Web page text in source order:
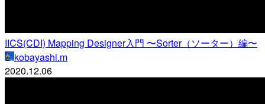
IICS(CDI) Mapping Designer入門 〜Sorter（ソーター）編〜
kobayashi.m
2020.12.06